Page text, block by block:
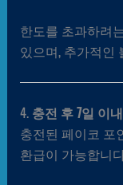
한도를 초과하려
있으며, 추가적인
4. 충전 후 7일 이
충전된 페이코 포
환급이 가능합니